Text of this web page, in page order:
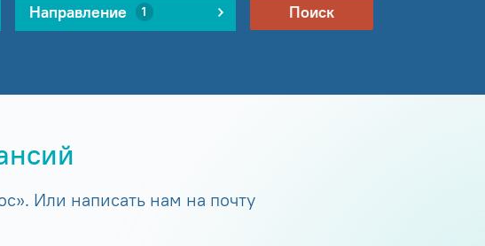
Направление 1 Поиск
Или написать нам на почту